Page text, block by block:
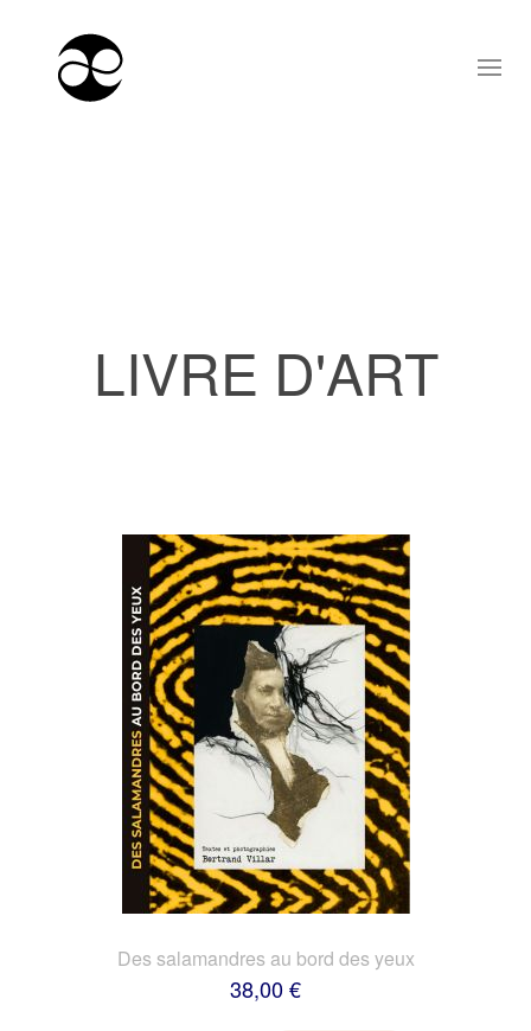
LIVRE D'ART
Des salamandres au bord des yeux
38,00 €